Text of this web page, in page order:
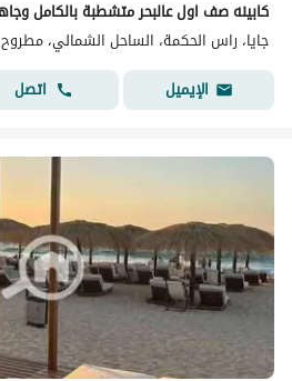
جايا، راس الحكمة، الساحل الشمالي، مطروح
الإيميل
اتصل